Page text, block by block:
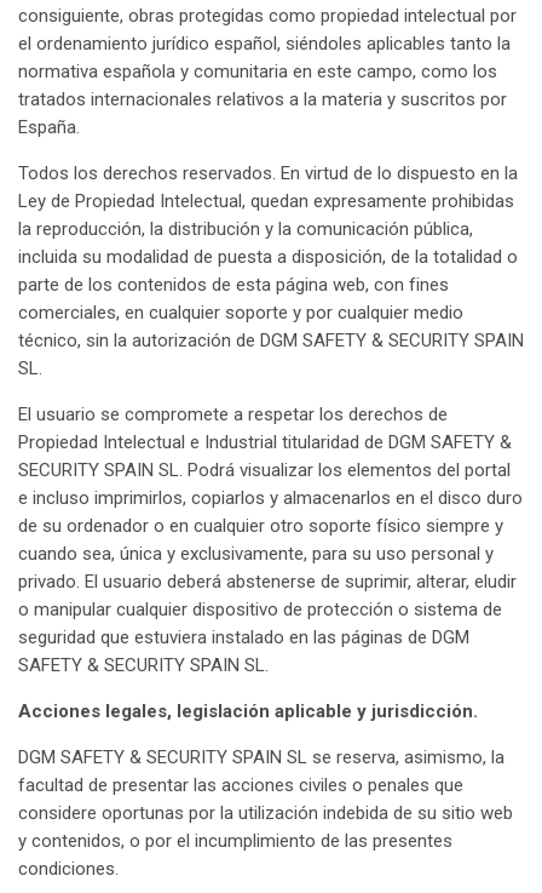
consiguiente, obras protegidas como propiedad intelectual por
el ordenamiento jurídico español, siéndoles aplicables tanto la
normativa española y comunitaria en este campo, como los
tratados internacionales relativos a la materia y suscritos por
España.
Todos los derechos reservados. En virtud de lo dispuesto en la
Ley de Propiedad Intelectual, quedan expresamente prohibidas
la reproducción, la distribución y la comunicación pública,
incluida su modalidad de puesta a disposición, de la totalidad o
parte de los contenidos de esta página web, con fines
comerciales, en cualquier soporte y por cualquier medio
técnico, sin la autorización de DGM SAFETY & SECURITY SPAIN
SL.
El usuario se compromete a respetar los derechos de
Propiedad Intelectual e Industrial titularidad de DGM SAFETY &
SECURITY SPAIN SL. Podrá visualizar los elementos del portal
e incluso imprimirlos, copiarlos y almacenarlos en el disco duro
de su ordenador o en cualquier otro soporte físico siempre y
cuando sea, única y exclusivamente, para su uso personal y
privado. El usuario deberá abstenerse de suprimir, alterar, eludir
o manipular cualquier dispositivo de protección o sistema de
seguridad que estuviera instalado en las páginas de DGM
SAFETY & SECURITY SPAIN SL.
Acciones legales, legislación aplicable y jurisdicción.
DGM SAFETY & SECURITY SPAIN SL se reserva, asimismo, la
facultad de presentar las acciones civiles o penales que
considere oportunas por la utilización indebida de su sitio web
y contenidos, o por el incumplimiento de las presentes
condiciones.